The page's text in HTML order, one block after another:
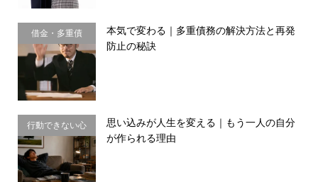
借金・多重債
務・金銭感覚
本気で変わる｜多重債務の解決方法と再発
防止の秘訣
行動できない心
理・思い込み
思い込みが人生を変える｜もう一人の自分
が作られる理由